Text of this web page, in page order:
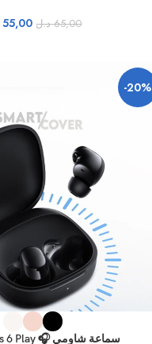
65,00 د.ل 55,00
-20%
سماعة شاومي 🎧 Redmi Buds 6 Play